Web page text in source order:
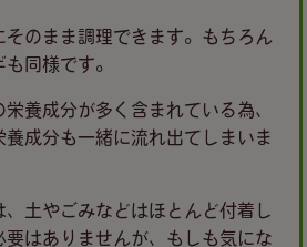
のまま調理できます。もちろん
同様です。
養成分が多く含まれている為、
成分も一緒に流れ出てしまいま
土やごみなどはほとんど付着し
要はありませんが、もしも気にな